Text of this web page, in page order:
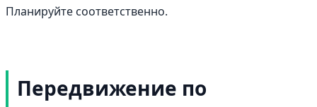
Планируйте соответственно.
Передвижение по